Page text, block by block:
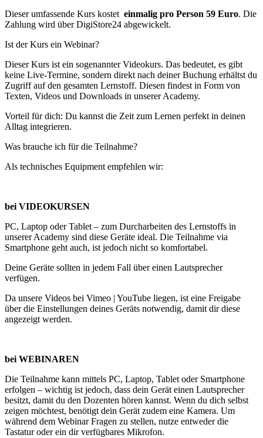
Dieser umfassende Kurs kostet einmalig pro Person 59 Euro. Die
Zahlung wird über DigiStore24 abgewickelt.
Ist der Kurs ein Webinar?
Dieser Kurs ist ein sogenannter Videokurs. Das bedeutet, es gibt
keine Live-Termine, sondern direkt nach deiner Buchung erhältst du
Zugriff auf den gesamten Lernstoff. Diesen findest in Form von
Texten, Videos und Downloads in unserer Academy.
Vorteil für dich: Du kannst die Zeit zum Lernen perfekt in deinen
Alltag integrieren.
Was brauche ich für die Teilnahme?
Als technisches Equipment empfehlen wir:
bei VIDEOKURSEN
PC, Laptop oder Tablet – zum Durcharbeiten des Lernstoffs in
unserer Academy sind diese Geräte ideal. Die Teilnahme via
Smartphone geht auch, ist jedoch nicht so komfortabel.
Deine Geräte sollten in jedem Fall über einen Lautsprecher
verfügen.
Da unsere Videos bei Vimeo | YouTube liegen, ist eine Freigabe
über die Einstellungen deines Geräts notwendig, damit dir diese
angezeigt werden.
bei WEBINAREN
Die Teilnahme kann mittels PC, Laptop, Tablet oder Smartphone
erfolgen – wichtig ist jedoch, dass dein Gerät einen Lautsprecher
besitzt, damit du den Dozenten hören kannst. Wenn du dich selbst
zeigen möchtest, benötigt dein Gerät zudem eine Kamera. Um
während dem Webinar Fragen zu stellen, nutze entweder die
Tastatur oder ein dir verfügbares Mikrofon.